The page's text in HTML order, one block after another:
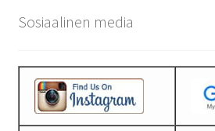
Sosiaalinen media